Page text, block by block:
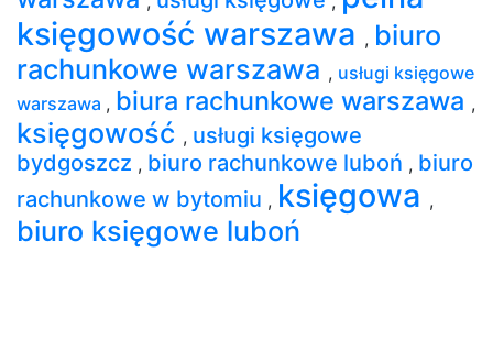
księgowość warszawa , biuro
rachunkowe warszawa , usługi księgowe
warszawa , biura rachunkowe warszawa ,
księgowość , usługi księgowe
bydgoszcz , biuro rachunkowe luboń , biuro
rachunkowe w bytomiu , księgowa ,
biuro księgowe luboń